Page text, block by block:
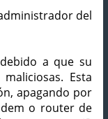
del
a que su
Esta
apagando por
o router de